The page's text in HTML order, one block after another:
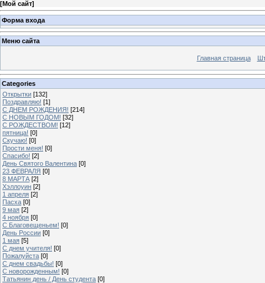
[Мой сайт]
Форма входа
Меню сайта
Главная страница
Categories
Открытки [132]
Поздравляю! [1]
С ДНЕМ РОЖДЕНИЯ! [214]
С НОВЫМ ГОДОМ! [32]
С РОЖДЕСТВОМ! [12]
пятница! [0]
Скучаю! [0]
Прости меня! [0]
Спасибо! [2]
День Святого Валентина [0]
23 ФЕВРАЛЯ [0]
8 МАРТА [2]
Хэллоуин [2]
1 апреля [2]
Пасха [0]
9 мая [2]
4 ноября [0]
C Благовещеньем! [0]
День России [0]
1 мая [5]
С днем учителя! [0]
Пожалуйста [0]
С днем свадьбы! [0]
C новорожденным! [0]
Татьянин день / День студента [0]